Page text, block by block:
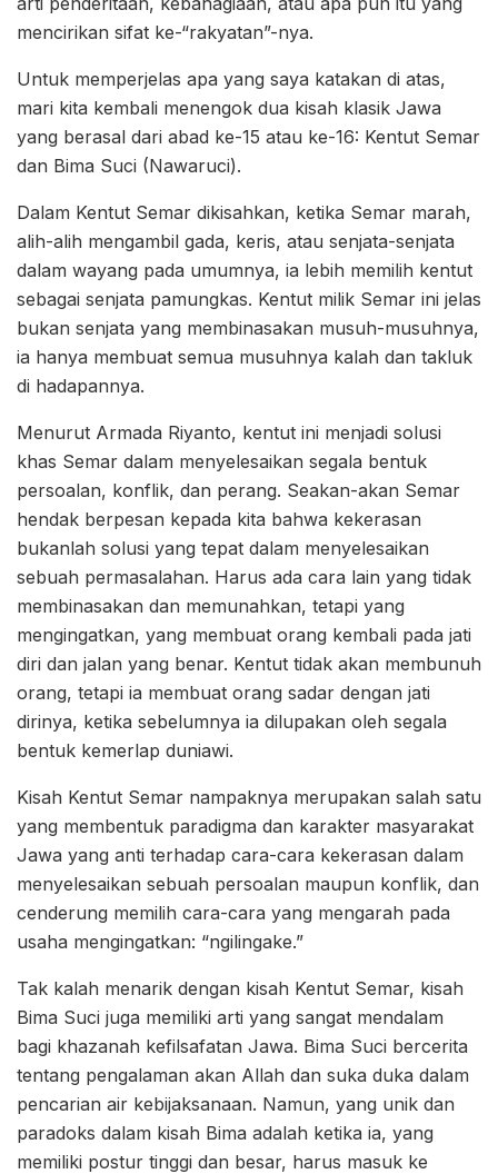
mencirikan sifat ke-“rakyatan”-nya.
Untuk memperjelas apa yang saya katakan di atas,
mari kita kembali menengok dua kisah klasik Jawa
yang berasal dari abad ke-15 atau ke-16: Kentut Semar
dan Bima Suci (Nawaruci).
Dalam Kentut Semar dikisahkan, ketika Semar marah,
alih-alih mengambil gada, keris, atau senjata-senjata
dalam wayang pada umumnya, ia lebih memilih kentut
sebagai senjata pamungkas. Kentut milik Semar ini jelas
bukan senjata yang membinasakan musuh-musuhnya,
ia hanya membuat semua musuhnya kalah dan takluk
di hadapannya.
Menurut Armada Riyanto, kentut ini menjadi solusi
khas Semar dalam menyelesaikan segala bentuk
persoalan, konflik, dan perang. Seakan-akan Semar
hendak berpesan kepada kita bahwa kekerasan
bukanlah solusi yang tepat dalam menyelesaikan
sebuah permasalahan. Harus ada cara lain yang tidak
membinasakan dan memunahkan, tetapi yang
mengingatkan, yang membuat orang kembali pada jati
diri dan jalan yang benar. Kentut tidak akan membunuh
orang, tetapi ia membuat orang sadar dengan jati
dirinya, ketika sebelumnya ia dilupakan oleh segala
bentuk kemerlap duniawi.
Kisah Kentut Semar nampaknya merupakan salah satu
yang membentuk paradigma dan karakter masyarakat
Jawa yang anti terhadap cara-cara kekerasan dalam
menyelesaikan sebuah persoalan maupun konflik, dan
cenderung memilih cara-cara yang mengarah pada
usaha mengingatkan: “ngilingake.”
Tak kalah menarik dengan kisah Kentut Semar, kisah
Bima Suci juga memiliki arti yang sangat mendalam
bagi khazanah kefilsafatan Jawa. Bima Suci bercerita
tentang pengalaman akan Allah dan suka duka dalam
pencarian air kebijaksanaan. Namun, yang unik dan
paradoks dalam kisah Bima adalah ketika ia, yang
memiliki postur tinggi dan besar, harus masuk ke